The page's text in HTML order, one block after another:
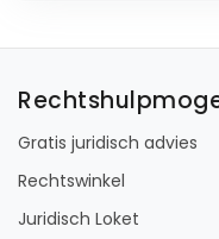
Gratis juridisch advies
Rechtswinkel
Juridisch Loket